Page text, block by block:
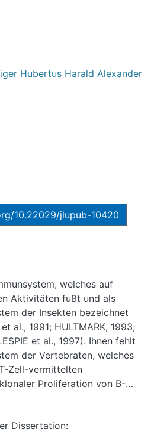
Hubertus Harald Alexander
10.22029/jlupub-10420
welches auf
Aktivitäten fußt und als
Insekten bezeichnet
al., 1991; HULTMARK, 1993;
et al., 1997). Ihnen fehlt
der Vertebraten, welches
Zell-vermittelten
Proliferation von B-
der Insekten
a. im Hämocoel zirkulierende
Dissertation: